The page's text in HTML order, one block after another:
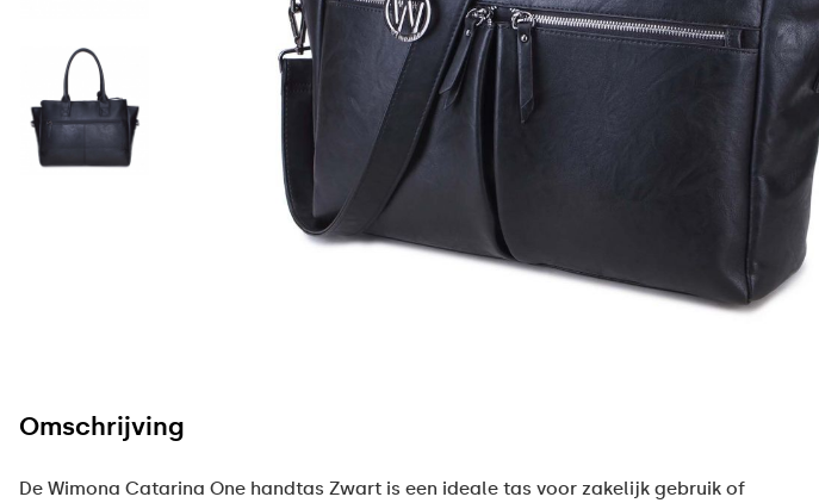
Omschrijving
De Wimona Catarina One handtas Zwart is een ideale tas voor zakelijk gebruik of